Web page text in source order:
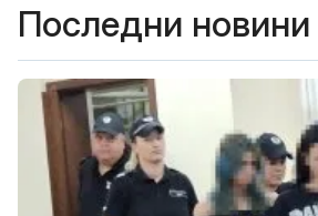
Последни новини